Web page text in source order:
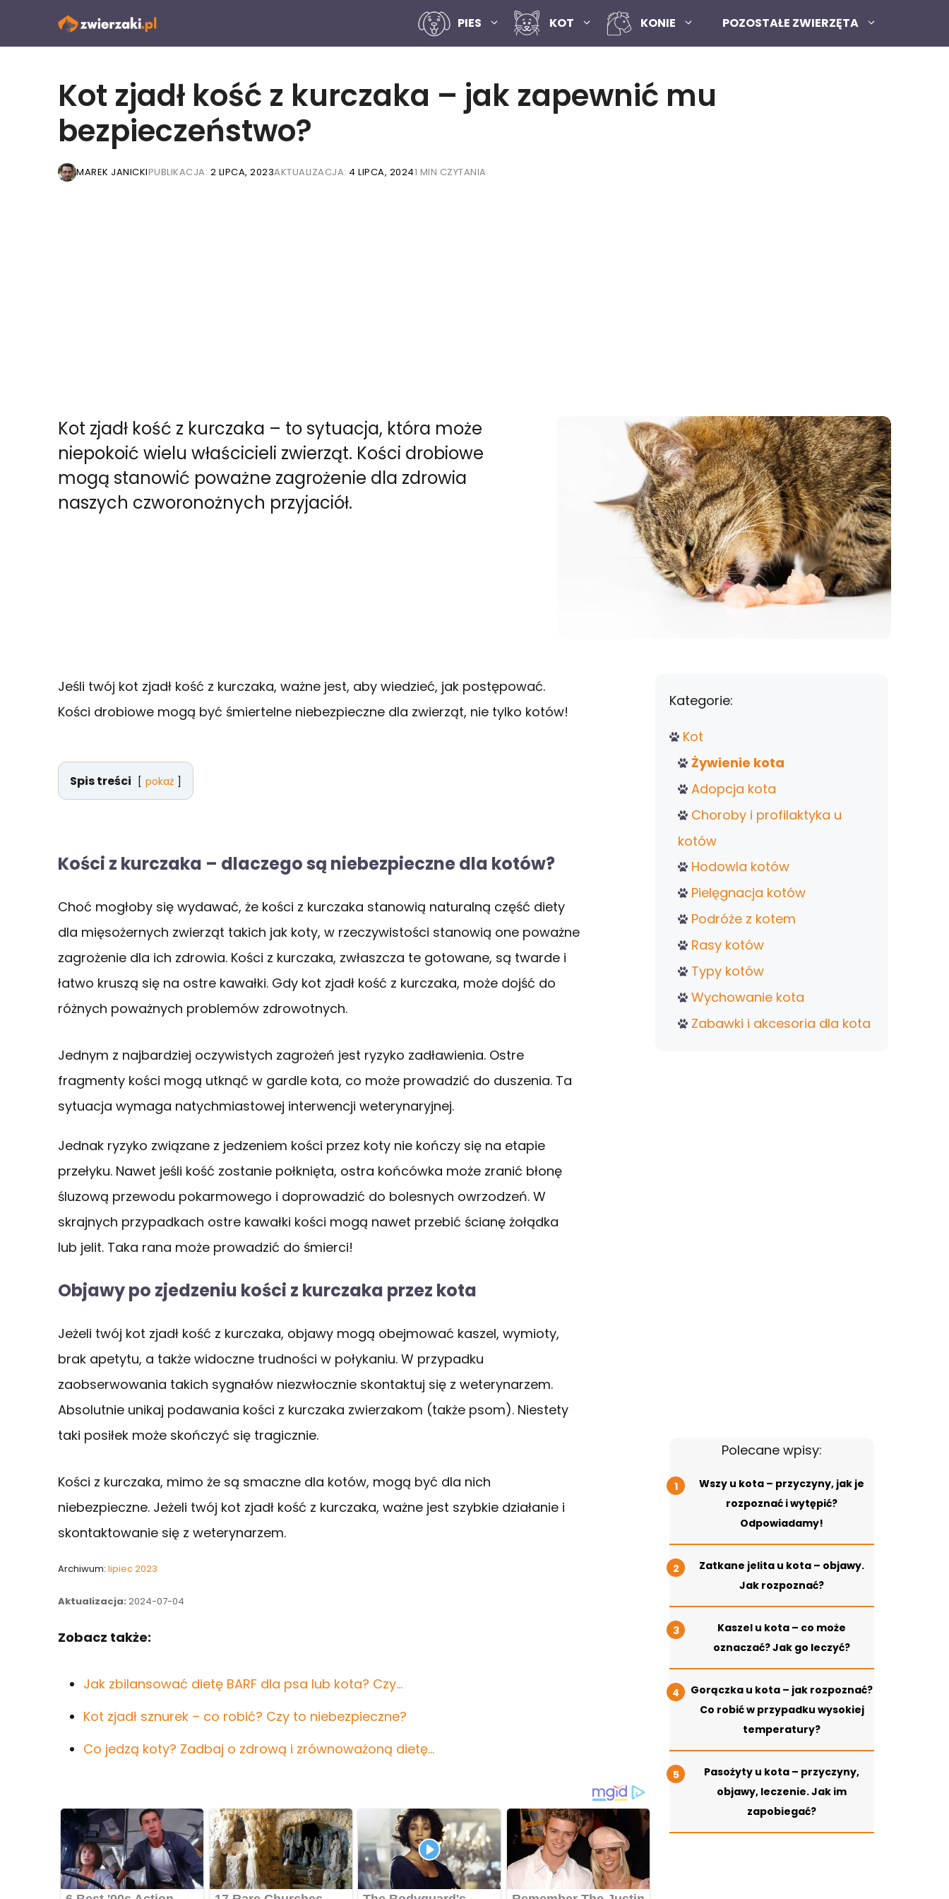
PIES KOT KONIE POZOSTAŁE ZWIERZĘTA
Kot zjadł kość z kurczaka – jak zapewnić mu
bezpieczeństwo?
MAREK JANICKIPUBLIKACJA: 2 LIPCA, 2023AKTUALIZACJA: 4 LIPCA, 20241 MIN CZYTANIA
Kot zjadł kość z kurczaka – to sytuacja, która może
niepokoić wielu właścicieli zwierząt. Kości drobiowe
mogą stanowić poważne zagrożenie dla zdrowia
naszych czworonożnych przyjaciół.
Jeśli twój kot zjadł kość z kurczaka, ważne jest, aby wiedzieć, jak postępować.
Kości drobiowe mogą być śmiertelne niebezpieczne dla zwierząt, nie tylko kotów!
Spis treści pokaż
Kości z kurczaka – dlaczego są niebezpieczne dla kotów?
Choć mogłoby się wydawać, że kości z kurczaka stanowią naturalną część diety
dla mięsożernych zwierząt takich jak koty, w rzeczywistości stanowią one poważne
zagrożenie dla ich zdrowia. Kości z kurczaka, zwłaszcza te gotowane, są twarde i
łatwo kruszą się na ostre kawałki. Gdy kot zjadł kość z kurczaka, może dojść do
różnych poważnych problemów zdrowotnych.
Jednym z najbardziej oczywistych zagrożeń jest ryzyko zadławienia. Ostre
fragmenty kości mogą utknąć w gardle kota, co może prowadzić do duszenia. Ta
sytuacja wymaga natychmiastowej interwencji weterynaryjnej.
Jednak ryzyko związane z jedzeniem kości przez koty nie kończy się na etapie
przełyku. Nawet jeśli kość zostanie połknięta, ostra końcówka może zranić błonę
śluzową przewodu pokarmowego i doprowadzić do bolesnych owrzodzeń. W
skrajnych przypadkach ostre kawałki kości mogą nawet przebić ścianę żołądka
lub jelit. Taka rana może prowadzić do śmierci!
Objawy po zjedzeniu kości z kurczaka przez kota
Jeżeli twój kot zjadł kość z kurczaka, objawy mogą obejmować kaszel, wymioty,
brak apetytu, a także widoczne trudności w połykaniu. W przypadku
zaobserwowania takich sygnałów niezwłocznie skontaktuj się z weterynarzem.
Absolutnie unikaj podawania kości z kurczaka zwierzakom (także psom). Niestety
taki posiłek może skończyć się tragicznie.
Kości z kurczaka, mimo że są smaczne dla kotów, mogą być dla nich
niebezpieczne. Jeżeli twój kot zjadł kość z kurczaka, ważne jest szybkie działanie i
skontaktowanie się z weterynarzem.
Archiwum: lipiec 2023
Aktualizacja: 2024-07-04
Zobacz także:
Jak zbilansować dietę BARF dla psa lub kota? Czy…
Kot zjadł sznurek – co robić? Czy to niebezpieczne?
Co jedzą koty? Zadbaj o zdrową i zrównoważoną dietę…
Kategorie:
Kot
Żywienie kota
Adopcja kota
Choroby i profilaktyka u
kotów
Hodowla kotów
Pielęgnacja kotów
Podróże z kotem
Rasy kotów
Typy kotów
Wychowanie kota
Zabawki i akcesoria dla kota
Polecane wpisy:
Wszy u kota – przyczyny, jak je
rozpoznać i wytępić?
Odpowiadamy!
Zatkane jelita u kota – objawy.
Jak rozpoznać?
Kaszel u kota – co może
oznaczać? Jak go leczyć?
Gorączka u kota – jak rozpoznać?
Co robić w przypadku wysokiej
temperatury?
Pasożyty u kota – przyczyny,
objawy, leczenie. Jak im
zapobiegać?